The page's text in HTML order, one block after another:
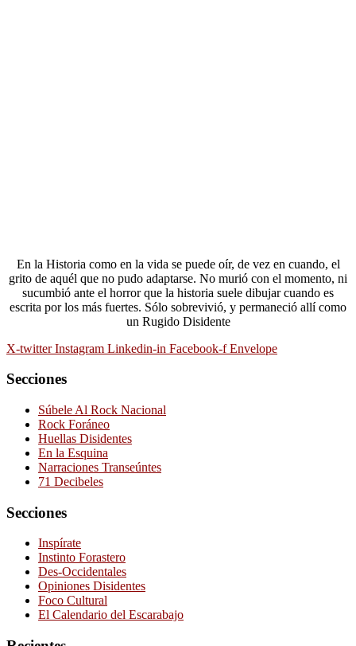
En la Historia como en la vida se puede oír, de vez en cuando, el
grito de aquél que no pudo adaptarse. No murió con el momento, ni
sucumbió ante el horror que la historia suele dibujar cuando es
escrita por los más fuertes. Sólo sobrevivió, y permaneció allí como
un Rugido Disidente
X-twitter Instagram Linkedin-in Facebook-f Envelope
Secciones
Súbele Al Rock Nacional
Rock Foráneo
Huellas Disidentes
En la Esquina
Narraciones Transeúntes
71 Decibeles
Secciones
Inspírate
Instinto Forastero
Des-Occidentales
Opiniones Disidentes
Foco Cultural
El Calendario del Escarabajo